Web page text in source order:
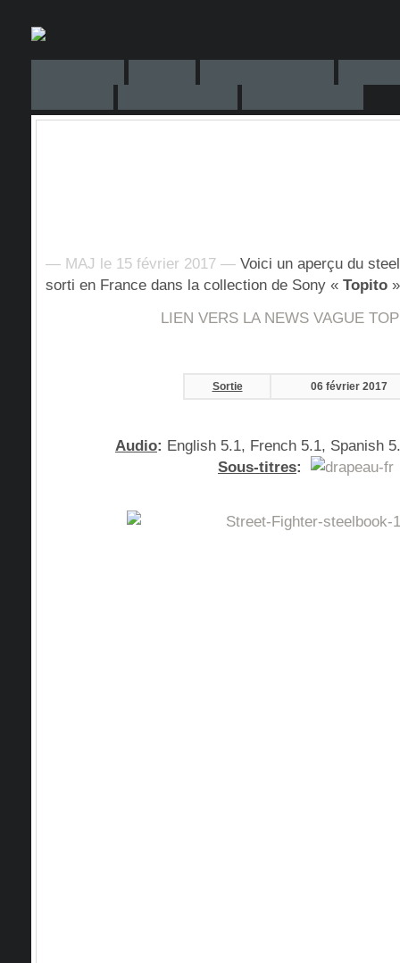
— MAJ le 15 février 2017 — Voici un aperçu du
sorti en France dans la collection de Sony « Topito
LIEN VERS LA NEWS VAGUE
Sortie 06 février 2017
Audio: English 5.1, French 5.1, Spanish
Sous-titres: